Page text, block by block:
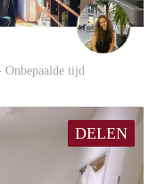
Qiara
Onbepaalde tijd
DELEN